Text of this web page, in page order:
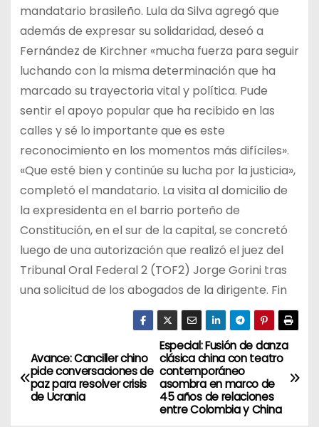
mandatario brasileño. Lula da Silva agregó que
además de expresar su solidaridad, deseó a
Fernández de Kirchner «mucha fuerza para seguir
luchando con la misma determinación que ha
marcado su trayectoria vital y política. Pude
sentir el apoyo popular que ha recibido en las
calles y sé lo importante que es este
reconocimiento en los momentos más difíciles».
«Que esté bien y continúe su lucha por la justicia»,
completó el mandatario. La visita al domicilio de
la expresidenta en el barrio porteño de
Constitución, en el sur de la capital, se concretó
luego de una autorización que realizó el juez del
Tribunal Oral Federal 2 (TOF2) Jorge Gorini tras
una solicitud de los abogados de la dirigente. Fin
N
a
Especial: Fusión de danza
clásica china con teatro
contemporáneo
asombra en marco de
45 años de relaciones
entre Colombia y China
Avance: Canciller chino
pide conversaciones de
paz para resolver crisis
de Ucrania